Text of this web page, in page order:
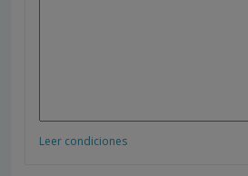
Leer condiciones